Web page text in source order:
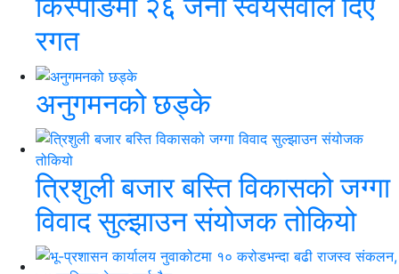
रगत
अनुगमनको छड्के
त्रिशुली बजार बस्ति विकासको जग्गा
विवाद सुल्झाउन संयोजक तोकियो